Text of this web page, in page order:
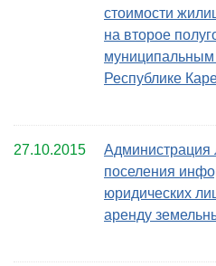
стоимости
на второе
Республике
27.10.2015
Администрация
поселения
юридических
аренду